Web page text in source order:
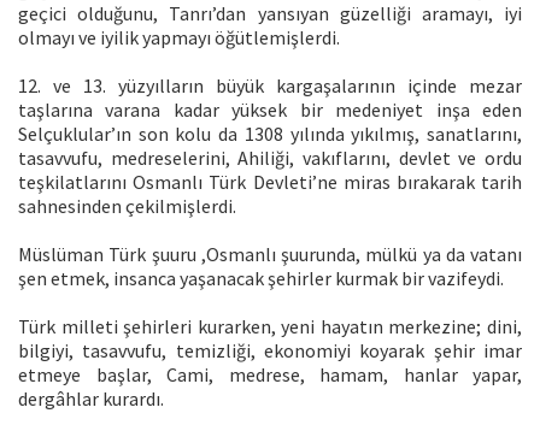
geçici olduğunu, Tanrı’dan yansıyan güzelliği aramayı, iyi
olmayı ve iyilik yapmayı öğütlemişlerdi.
12. ve 13. yüzyılların büyük kargaşalarının içinde mezar
taşlarına varana kadar yüksek bir medeniyet inşa eden
Selçuklular’ın son kolu da 1308 yılında yıkılmış, sanatlarını,
tasavvufu, medreselerini, Ahiliği, vakıflarını, devlet ve ordu
teşkilatlarını Osmanlı Türk Devleti’ne miras bırakarak tarih
sahnesinden çekilmişlerdi.
Müslüman Türk şuuru ,Osmanlı şuurunda, mülkü ya da vatanı
şen etmek, insanca yaşanacak şehirler kurmak bir vazifeydi.
Türk milleti şehirleri kurarken, yeni hayatın merkezine; dini,
bilgiyi, tasavvufu, temizliği, ekonomiyi koyarak şehir imar
etmeye başlar, Cami, medrese, hamam, hanlar yapar,
dergâhlar kurardı.